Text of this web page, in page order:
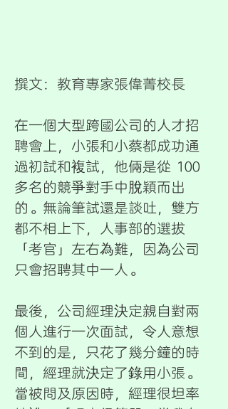
撰文：教育專家張偉菁校長
在一個大型跨國公司的人才招
聘會上，小張和小蔡都成功通
過初試和複試，他倆是從 100
多名的競爭對手中脫穎而出
的。無論筆試還是談吐，雙方
都不相上下，人事部的選拔
「考官」左右為難，因為公司
只會招聘其中一人。
最後，公司經理決定親自對兩
個人進行一次面試，令人意想
不到的是，只花了幾分鐘的時
間，經理就決定了錄用小張。
當被問及原因時，經理很坦率